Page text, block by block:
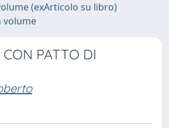
(exArticolo su libro)
volume
PATTO DI